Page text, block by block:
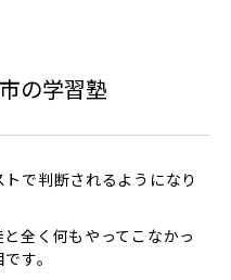
の学習塾
で判断されるようになり
全く何もやってこなかっ
す。